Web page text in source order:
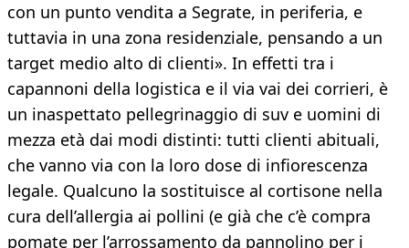
con un punto vendita a Segrate, in periferia, e
tuttavia in una zona residenziale, pensando a un
target medio alto di clienti». In effetti tra i
capannoni della logistica e il via vai dei corrieri, è
un inaspettato pellegrinaggio di suv e uomini di
mezza età dai modi distinti: tutti clienti abituali,
che vanno via con la loro dose di infiorescenza
legale. Qualcuno la sostituisce al cortisone nella
cura dell’allergia ai pollini (e già che c’è compra
pomate per l’arrossamento da pannolino per i